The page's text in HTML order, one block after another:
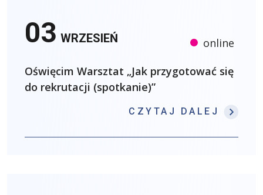
03 WRZESIEŃ
online
Oświęcim Warsztat „Jak przygotować się
do rekrutacji (spotkanie)”
CZYTAJ DALEJ :